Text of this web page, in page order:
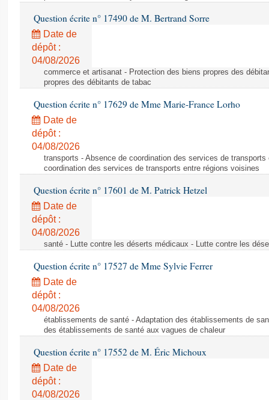
Question écrite n° 17490 de M. Bertrand Sorre
Date de
dépôt :
04/08/2026
commerce et artisanat - Protection des biens propres des
propres des débitants de tabac
Question écrite n° 17629 de Mme Marie-France Lorho
Date de
dépôt :
04/08/2026
transports - Absence de coordination des services de
coordination des services de transports entre régions voisines
Question écrite n° 17601 de M. Patrick Hetzel
Date de
dépôt :
04/08/2026
santé - Lutte contre les déserts médicaux - Lutte contre les
Question écrite n° 17527 de Mme Sylvie Ferrer
Date de
dépôt :
04/08/2026
établissements de santé - Adaptation des établissements de
des établissements de santé aux vagues de chaleur
Question écrite n° 17552 de M. Éric Michoux
Date de
dépôt :
04/08/2026